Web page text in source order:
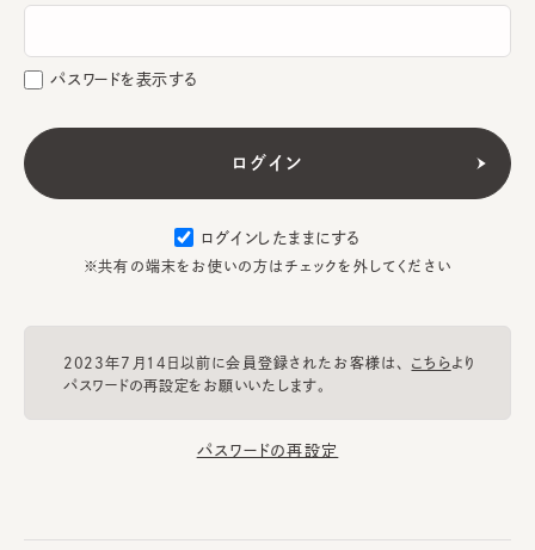
パスワードを表示する
ログインしたままにする
※共有の端末をお使いの方はチェックを外してください
2023年7月14日以前に会員登録されたお客様は、 こちらより
パスワードの再設定をお願いいたします。
パスワードの再設定